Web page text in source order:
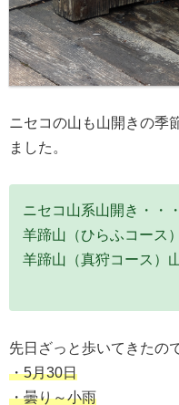
ニセコの山も山開きの季
ました。
ニセコ山系山開き・・
羊蹄山（ひらふコース
羊蹄山（真狩コース）
先日ざっと歩いてきたの
・5月30日
・曇り～小雨